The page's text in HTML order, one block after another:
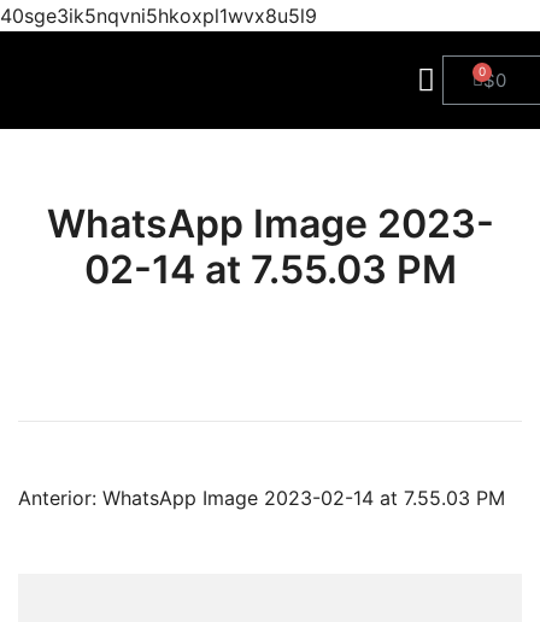
40sge3ik5nqvni5hkoxpl1wvx8u5l9
$0
WhatsApp Image 2023-
02-14 at 7.55.03 PM
Anterior: WhatsApp Image 2023-02-14 at 7.55.03 PM